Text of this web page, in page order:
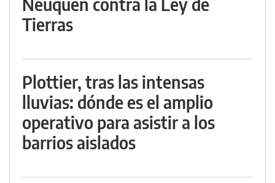
Tierras
Plottier, tras las intensas
lluvias: dónde es el amplio
operativo para asistir a los
barrios aislados